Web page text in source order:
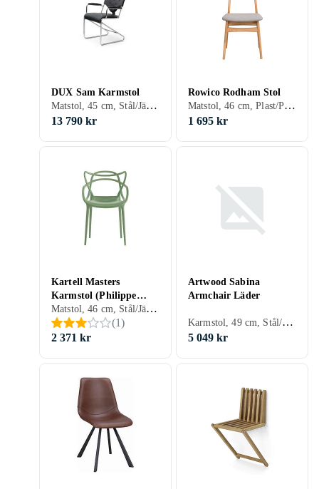
DUX Sam Karmstol
Matstol, 45 cm, Stål/Järn, Aluminium, Trä, Skinn/Läder, Tyg/Textil, Svart, Silver, Brun, Rostfritt stål, Ek, Beige, Trä/natur
13 790 kr
Rowico Rodham Stol
Matstol, 46 cm, Plast/Polyester, Trä, MDF, Tyg/Textil, Svart, Vit, Grå, Brun, Ek, Beige, Trä/natur, Lackad
1 695 kr
Kartell Masters
Karmstol (Philippe
Starck)
Matstol, 46 cm, Stål/Järn, Plast/Polyester, Aluminium, Trä, Svart, Vit, Silver, Grå, Röd, Rostfritt stål, Gul, Orange, Ek, Guld, Grön
(1)
2 371 kr
Artwood Sabina
Armchair Läder
Karmstol, 49 cm, Stål/Järn, Skinn/Läder, Svart, Grå, Brun, Trä/natur
5 049 kr